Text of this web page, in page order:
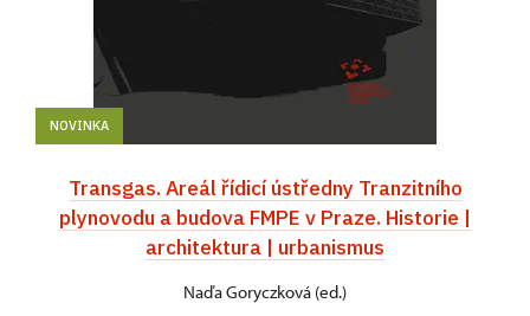
NOVINKA
Transgas. Areál řídicí ústředny Tranzitního
plynovodu a budova FMPE v Praze. Historie |
architektura | urbanismus
Naďa Goryczková (ed.)